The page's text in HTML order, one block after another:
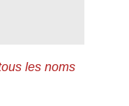
les noms